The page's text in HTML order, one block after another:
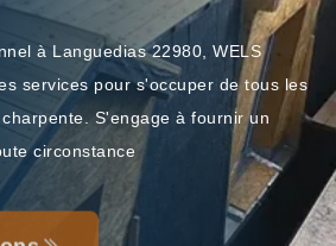
à Languedias 22980, WELS
services pour s'occuper de tous les
S'engage à fournir un
circonstance